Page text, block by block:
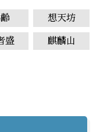
想天坊
盛 麒麟山